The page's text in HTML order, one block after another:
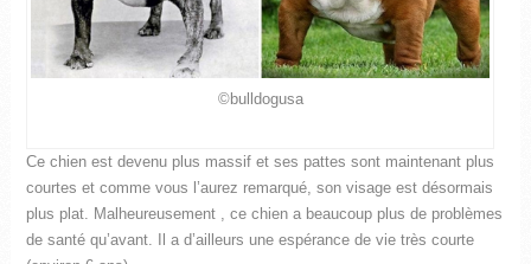
©bulldogusa
Ce chien est devenu plus massif et ses pattes sont maintenant plus
courtes et comme vous l’aurez remarqué, son visage est désormais
plus plat. Malheureusement , ce chien a beaucoup plus de problèmes
de santé qu’avant. Il a d’ailleurs une espérance de vie très courte